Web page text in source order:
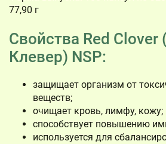
77,90 г
Свойства Red
Клевер) NSP:
защищает организм от
веществ;
очищает кровь, лимфу, кожу;
способствует повышению
используется для